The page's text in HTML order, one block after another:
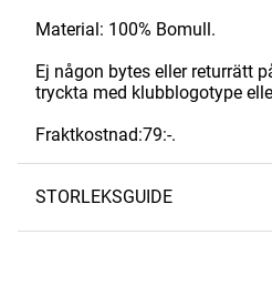
Material: 100% Bomull.
Ej någon bytes eller returrätt
tryckta med klubblogotype
Fraktkostnad:79:-.
STORLEKSGUIDE